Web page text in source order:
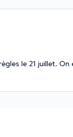
le 21 juillet.